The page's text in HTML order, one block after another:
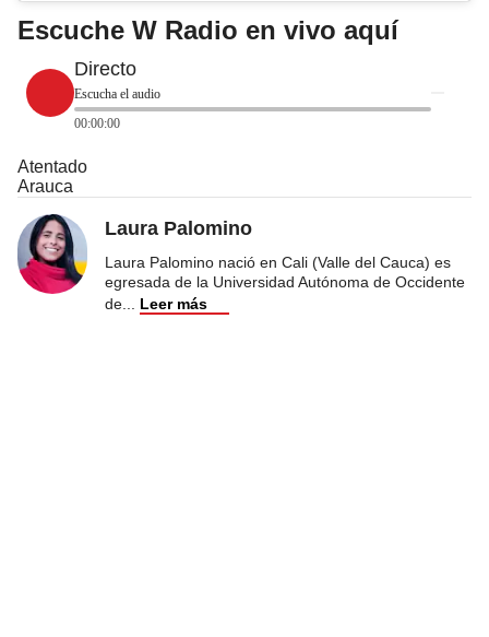
Escuche W Radio en vivo aquí
Directo
Escucha el audio
00:00:00
Atentado
Arauca
Laura Palomino
Laura Palomino nació en Cali (Valle del Cauca) es
egresada de la Universidad Autónoma de Occidente
de
Leer más